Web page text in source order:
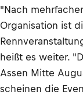
"Nach
Organisation ist
heißt es weiter.
Assen Mitte
scheinen die